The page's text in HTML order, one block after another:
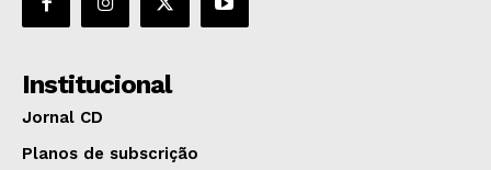
Institucional
Jornal CD
Planos de subscrição